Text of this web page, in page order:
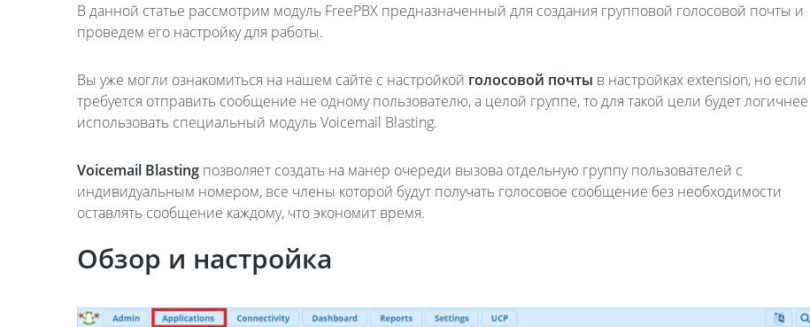
В данной статье рассмотрим модуль FreePBX предназначенный для создания групповой голосовой почты и
проведем его настройку для работы.
Вы уже могли ознакомиться на нашем сайте с настройкой голосовой почты в настройках extension, но если
требуется отправить сообщение не одному пользователю, а целой группе, то для такой цели будет логичнее
использовать специальный модуль Voicemail Blasting.
Voicemail Blasting позволяет создать на манер очереди вызова отдельную группу пользователей с
индивидуальным номером, все члены которой будут получать голосовое сообщение без необходимости
оставлять сообщение каждому, что экономит время.
Обзор и настройка